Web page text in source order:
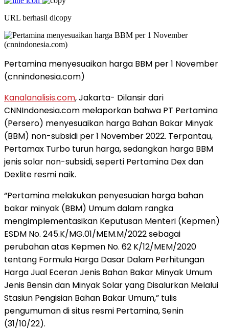
URL berhasil dicopy
Pertamina menyesuaikan harga BBM per 1 November
(cnnindonesia.com)
Kanalanalisis.com, Jakarta- Dilansir dari
CNNIndonesia.com melaporkan bahwa PT Pertamina
(Persero) menyesuaikan harga Bahan Bakar Minyak
(BBM) non-subsidi per 1 November 2022. Terpantau,
Pertamax Turbo turun harga, sedangkan harga BBM
jenis solar non-subsidi, seperti Pertamina Dex dan
Dexlite resmi naik.
“Pertamina melakukan penyesuaian harga bahan
bakar minyak (BBM) Umum dalam rangka
mengimplementasikan Keputusan Menteri (Kepmen)
ESDM No. 245.K/MG.01/MEM.M/2022 sebagai
perubahan atas Kepmen No. 62 K/12/MEM/2020
tentang Formula Harga Dasar Dalam Perhitungan
Harga Jual Eceran Jenis Bahan Bakar Minyak Umum
Jenis Bensin dan Minyak Solar yang Disalurkan Melalui
Stasiun Pengisian Bahan Bakar Umum,” tulis
pengumuman di situs resmi Pertamina, Senin
(31/10/22).